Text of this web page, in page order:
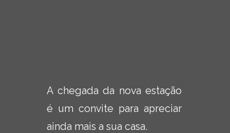
A chegada da nova estação
é um convite para apreciar
ainda mais a sua casa.